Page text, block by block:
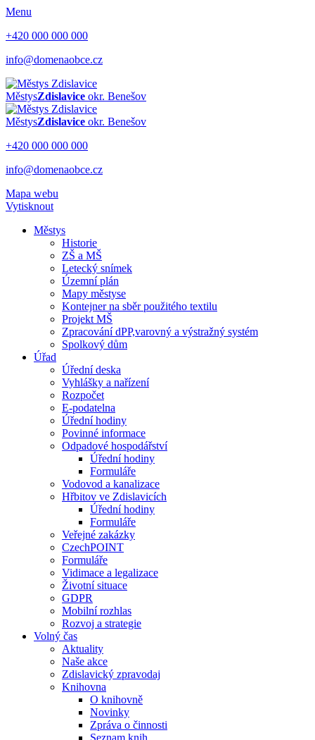
Menu
+420 000 000 000
info@domenaobce.cz
MěstysZdislavice okr. Benešov
MěstysZdislavice okr. Benešov
+420 000 000 000
info@domenaobce.cz
Mapa webu
Vytisknout
Městys
Historie
ZŠ a MŠ
Letecký snímek
Územní plán
Mapy městyse
Kontejner na sběr použitého textilu
Projekt MŠ
Zpracování dPP,varovný a výstražný systém
Spolkový dům
Úřad
Úřední deska
Vyhlášky a nařízení
Rozpočet
E-podatelna
Úřední hodiny
Povinné informace
Odpadové hospodářství
Úřední hodiny
Formuláře
Vodovod a kanalizace
Hřbitov ve Zdislavicích
Úřední hodiny
Formuláře
Veřejné zakázky
CzechPOINT
Formuláře
Vidimace a legalizace
Životní situace
GDPR
Mobilní rozhlas
Rozvoj a strategie
Volný čas
Aktuality
Naše akce
Zdislavický zpravodaj
Knihovna
O knihovně
Novinky
Zpráva o činnosti
Seznam knih